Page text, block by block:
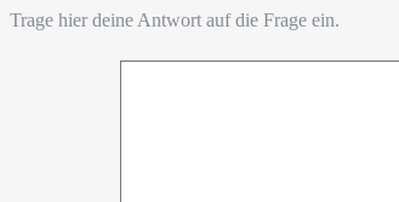
Trage hier deine Antwort auf die Frage ein.